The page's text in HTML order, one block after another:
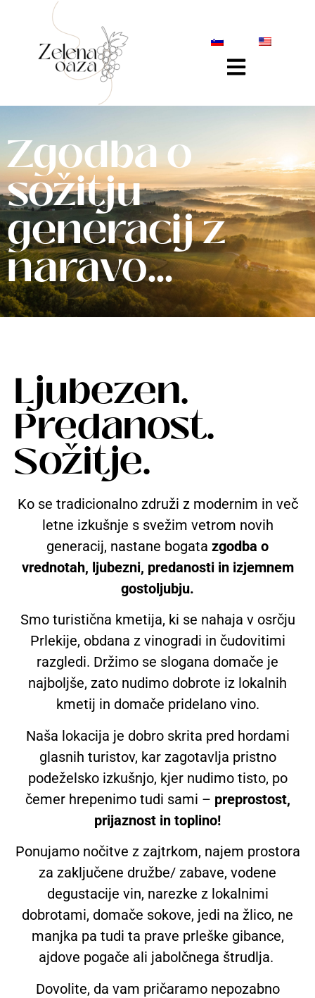
Zgodba o
sožitju
generacij z
naravo...
Ljubezen.
Predanost.
Sožitje.
Ko se tradicionalno združi z modernim in več
letne izkušnje s svežim vetrom novih
generacij, nastane bogata zgodba o
vrednotah, ljubezni, predanosti in izjemnem
gostoljubju.
Smo turistična kmetija, ki se nahaja v osrčju
Prlekije, obdana z vinogradi in čudovitimi
razgledi. Držimo se slogana domače je
najboljše, zato nudimo dobrote iz lokalnih
kmetij in domače pridelano vino.
Naša lokacija je dobro skrita pred hordami
glasnih turistov, kar zagotavlja pristno
podeželsko izkušnjo, kjer nudimo tisto, po
čemer hrepenimo tudi sami – preprostost,
prijaznost in toplino!
Ponujamo nočitve z zajtrkom, najem prostora
za zaključene družbe/ zabave, vodene
degustacije vin, narezke z lokalnimi
dobrotami, domače sokove, jedi na žlico, ne
manjka pa tudi ta prave prleške gibance,
ajdove pogače ali jabolčnega štrudlja.
Dovolite, da vam pričaramo nepozabno